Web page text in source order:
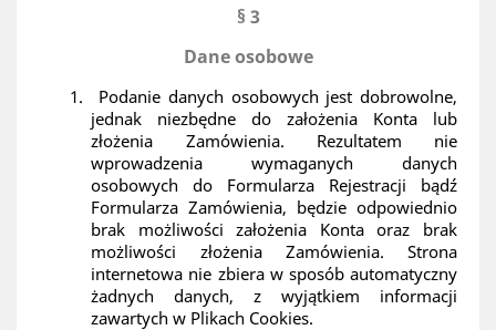
§ 3
Dane osobowe
1.
Podanie danych osobowych jest dobrowolne,
jednak niezbędne do założenia Konta lub
złożenia Zamówienia. Rezultatem nie
wprowadzenia wymaganych danych
osobowych do Formularza Rejestracji bądź
Formularza Zamówienia, będzie odpowiednio
brak możliwości założenia Konta oraz brak
możliwości złożenia Zamówienia. Strona
internetowa nie zbiera w sposób automatyczny
żadnych danych, z wyjątkiem informacji
zawartych w Plikach Cookies.